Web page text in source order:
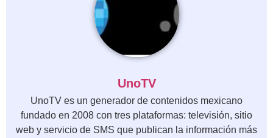
UnoTV
UnoTV es un generador de contenidos mexicano
fundado en 2008 con tres plataformas: televisión, sitio
web y servicio de SMS que publican la información más